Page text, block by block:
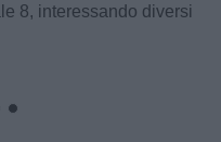
8, interessando diversi